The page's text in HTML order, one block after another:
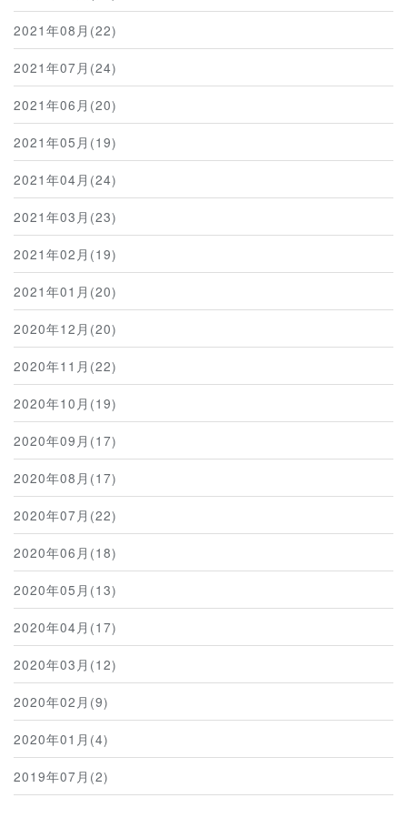
2021年08月(22)
2021年07月(24)
2021年06月(20)
2021年05月(19)
2021年04月(24)
2021年03月(23)
2021年02月(19)
2021年01月(20)
2020年12月(20)
2020年11月(22)
2020年10月(19)
2020年09月(17)
2020年08月(17)
2020年07月(22)
2020年06月(18)
2020年05月(13)
2020年04月(17)
2020年03月(12)
2020年02月(9)
2020年01月(4)
2019年07月(2)